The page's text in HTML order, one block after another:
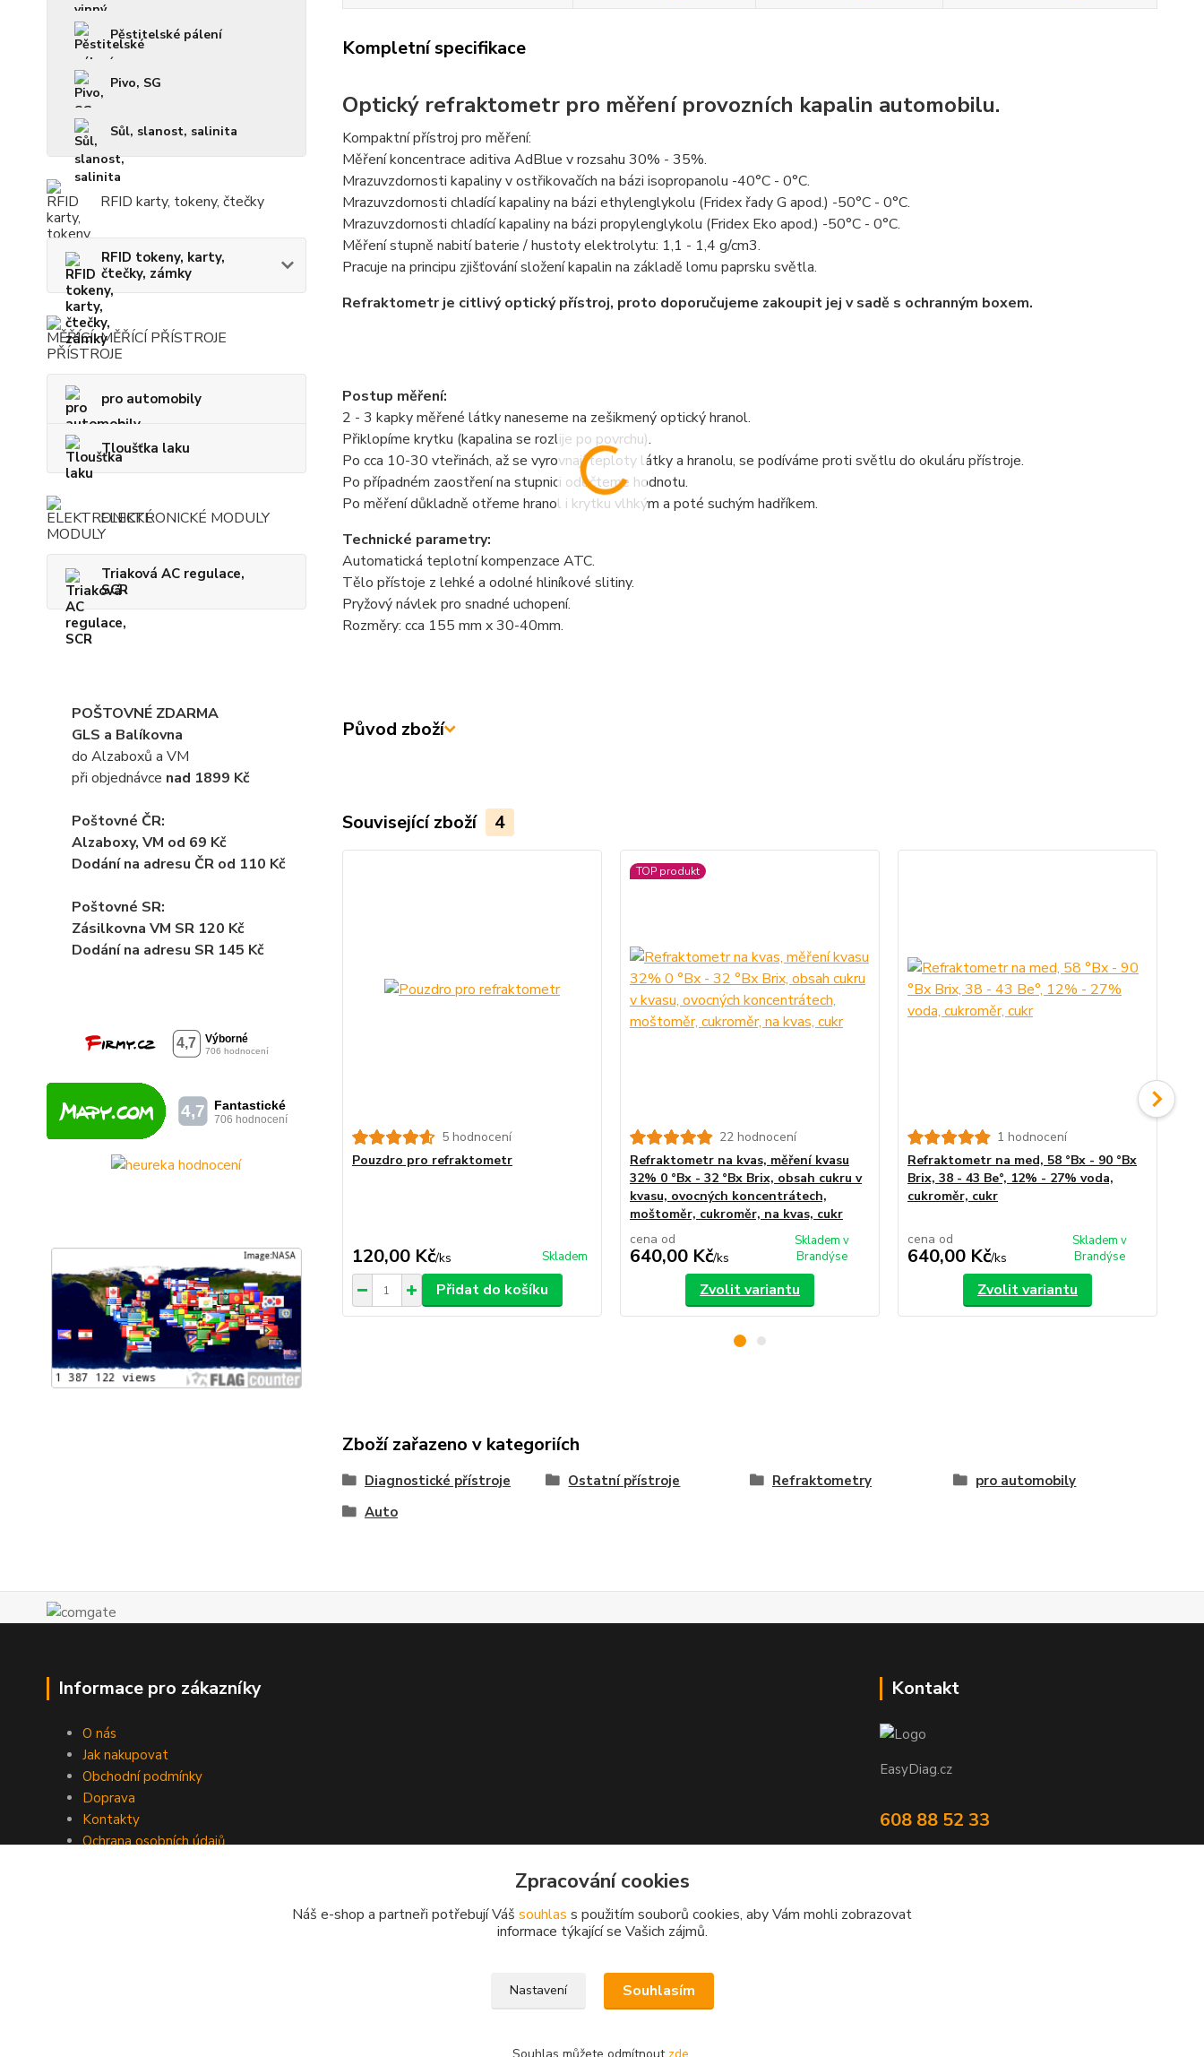
Pěstitelské pálení
Pivo, SG
Sůl, slanost, salinita
RFID karty, tokeny, čtečky
RFID tokeny, karty,
čtečky, zámky
MĚŘÍCÍ PŘÍSTROJE
pro automobily
Tloušťka laku
ELEKTRONICKÉ MODULY
Triaková AC regulace,
SCR
POŠTOVNÉ ZDARMA
GLS a Balíkovna
do Alzaboxů a VM
při objednávce nad 1899 Kč
Poštovné ČR:
Alzaboxy, VM od 69 Kč
Dodání na adresu ČR od 110 Kč
Poštovné SR:
Zásilkovna VM SR 120 Kč
Dodánína adresu SR 145 Kč
Kompletní specifikace
Optický refraktometr pro měření provozních kapalin automobilu.
Kompaktní přístroj pro měření:
Měření koncentrace aditiva AdBlue v rozsahu 30% - 35%.
Mrazuvzdornosti kapaliny v ostřikovačích na bázi isopropanolu -40°C - 0°C.
Mrazuvzdornosti chladící kapaliny na bázi ethylenglykolu (Fridex řady G apod.) -50°C - 0°C.
Mrazuvzdornosti chladící kapaliny na bázi propylenglykolu (Fridex Eko apod.) -50°C - 0°C.
Měření stupně nabití baterie / hustoty elektrolytu: 1,1 - 1,4 g/cm3.
Pracuje na principu zjišťování složení kapalin na základě lomu paprsku světla.
Refraktometr je citlivý optický přístroj, proto doporučujeme zakoupit jej v sadě s ochranným boxem.
Postup měření:
2 - 3 kapky měřené látky naneseme na zešikmený optický hranol.
Přiklopíme krytku (kapalina se rozlije po povrchu).
Po cca 10-30 vteřinách, až se vyrovnají teploty látky a hranolu, se podíváme proti světlu do okuláru přístroje.
Po případném zaostření na stupnici odečteme hodnotu.
Po měření důkladně otřeme hranol i krytku vlhkým a poté suchým hadříkem.
Technické parametry:
Automatická teplotní kompenzace ATC.
Tělo přístoje z lehké a odolné hliníkové slitiny.
Pryžový návlek pro snadné uchopení.
Rozměry: cca 155 mm x 30-40mm.
Původ zboží
Související zboží 4
5 hodnocení
Pouzdro pro refraktometr
120,00 Kč/ks Skladem
Přidat do košíku
TOP produkt
22 hodnocení
Refraktometr na kvas, měření kvasu
32% 0 °Bx - 32 °Bx Brix, obsah cukru v
kvasu, ovocných koncentrátech,
moštoměr, cukroměr, na kvas, cukr
cena od
640,00 Kč/ks
Skladem v
Brandýse
Zvolit variantu
1 hodnocení
Refraktometr na med, 58 °Bx - 90 °Bx
Brix, 38 - 43 Be°, 12% - 27% voda,
cukroměr, cukr
cena od
640,00 Kč/ks
Skladem v
Brandýse
Zvolit variantu
Zboží zařazeno v kategoriích
Diagnostické přístroje Ostatní přístroje Refraktometry
pro automobily
Auto
Informace pro zákazníky
O nás
Jak nakupovat
Obchodní podmínky
Doprava
Kontakty
Ochrana osobních údajů
Kontakt
EasyDiag.cz
608 88 52 33
Zpracování cookies
Náš e-shop a partneři potřebují Váš souhlas s použitím souborů cookies, aby Vám mohli zobrazovat
informace týkající se Vašich zájmů.
Nastavení Souhlasím